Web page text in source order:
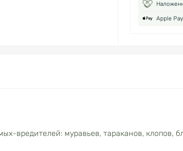
Apple Pay
вредителей: муравьев, тараканов, клопов,